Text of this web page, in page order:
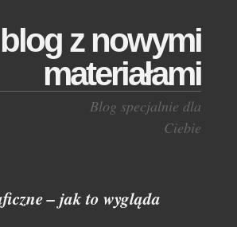
blog z nowymi
materiałami
Blog specjalnie dla
Ciebie
– jak to wygląda